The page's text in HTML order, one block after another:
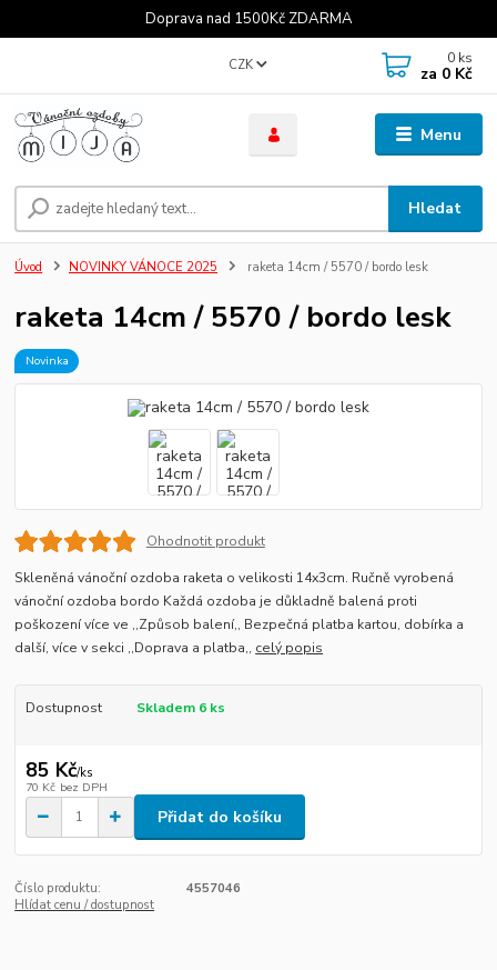
Doprava nad 1500Kč ZDARMA
Menu
CZK
Hledat
0 ks
za 0 Kč
Úvod NOVINKY VÁNOCE 2025 raketa 14cm / 5570 / bordo lesk
raketa 14cm / 5570 / bordo lesk
Novinka
Ohodnotit produkt
Skleněná vánoční ozdoba raketa o velikosti 14x3cm. Ručně vyrobená
vánoční ozdoba bordo Každá ozdoba je důkladně balená proti
poškození více ve ,,Způsob balení,, Bezpečná platba kartou, dobírka a
další, více v sekci ,,Doprava a platba,, celý popis
Dostupnost Skladem 6 ks
85 Kč/ks
70 Kč bez DPH
Přidat do košíku
Číslo produktu:
4557046
Hlídat cenu / dostupnost